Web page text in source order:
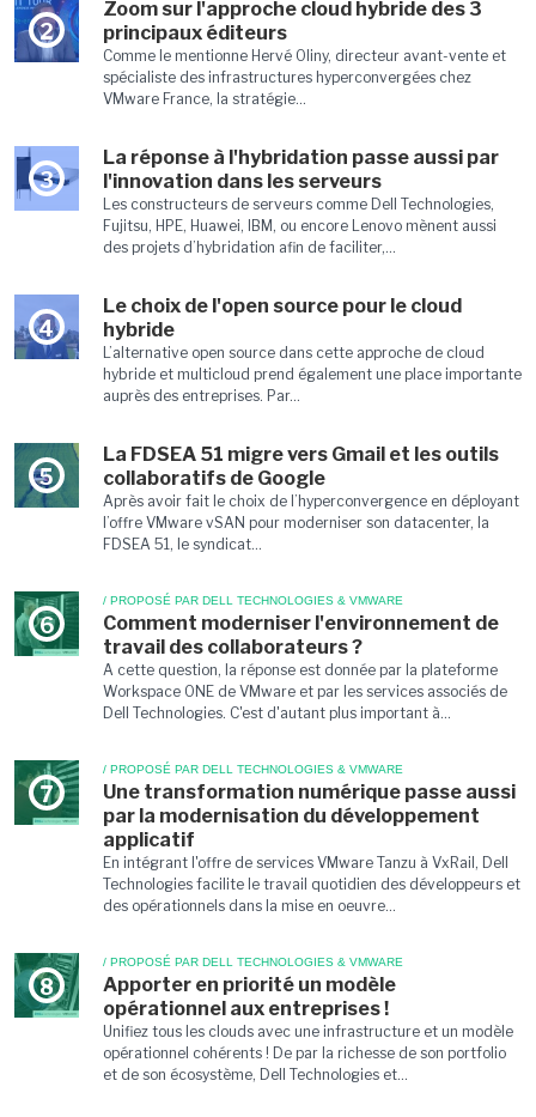
2
Zoom sur l'approche cloud hybride des 3
principaux éditeurs
Comme le mentionne Hervé Oliny, directeur avant-vente et
spécialiste des infrastructures hyperconvergées chez
VMware France, la stratégie...
3
La réponse à l'hybridation passe aussi par
l'innovation dans les serveurs
Les constructeurs de serveurs comme Dell Technologies,
Fujitsu, HPE, Huawei, IBM, ou encore Lenovo mènent aussi
des projets d’hybridation afin de faciliter,...
4
Le choix de l'open source pour le cloud
hybride
L’alternative open source dans cette approche de cloud
hybride et multicloud prend également une place importante
auprès des entreprises. Par...
5
La FDSEA 51 migre vers Gmail et les outils
collaboratifs de Google
Après avoir fait le choix de l’hyperconvergence en déployant
l’offre VMware vSAN pour moderniser son datacenter, la
FDSEA 51, le syndicat...
6
/ PROPOSÉ PAR DELL TECHNOLOGIES & VMWARE
Comment moderniser l'environnement de
travail des collaborateurs ?
A cette question, la réponse est donnée par la plateforme
Workspace ONE de VMware et par les services associés de
Dell Technologies. C'est d'autant plus important à...
7
/ PROPOSÉ PAR DELL TECHNOLOGIES & VMWARE
Une transformation numérique passe aussi
par la modernisation du développement
applicatif
En intégrant l'offre de services VMware Tanzu à VxRail, Dell
Technologies facilite le travail quotidien des développeurs et
des opérationnels dans la mise en oeuvre...
8
/ PROPOSÉ PAR DELL TECHNOLOGIES & VMWARE
Apporter en priorité un modèle
opérationnel aux entreprises !
Unifiez tous les clouds avec une infrastructure et un modèle
opérationnel cohérents ! De par la richesse de son portfolio
et de son écosystème, Dell Technologies et...